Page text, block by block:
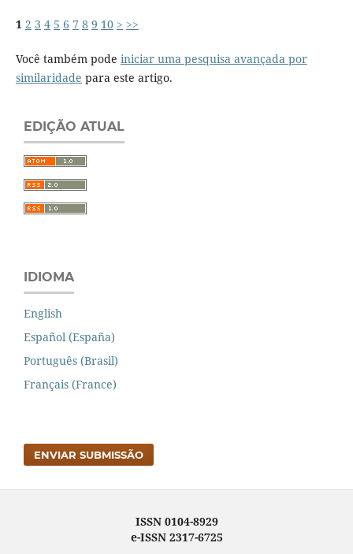
1 2 3 4 5 6 7 8 9 10 > >>
Você também pode iniciar uma pesquisa avançada por
similaridade para este artigo.
EDIÇÃO ATUAL
IDIOMA
English
Español (España)
Português (Brasil)
Français (France)
ENVIAR SUBMISSÃO
ISSN 0104-8929
e-ISSN 2317-6725